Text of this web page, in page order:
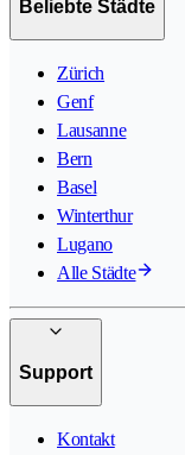
Beliebte Städte
Zürich
Genf
Lausanne
Bern
Basel
Winterthur
Lugano
Alle Städte
Support
Kontakt